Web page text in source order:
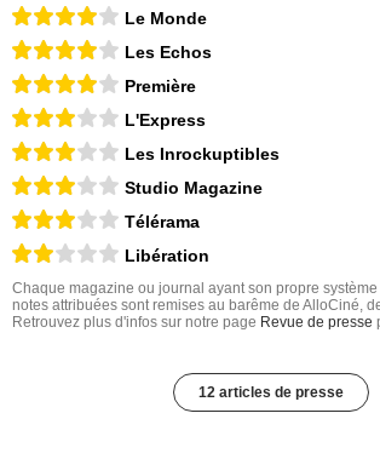
Le Monde
Les Echos
Première
L'Express
Les Inrockuptibles
Studio Magazine
Télérama
Libération
Chaque magazine ou journal ayant son propre
notes attribuées sont remises au barême de AlloCiné,
Retrouvez plus d'infos sur notre page Revue de presse
12 articles de presse